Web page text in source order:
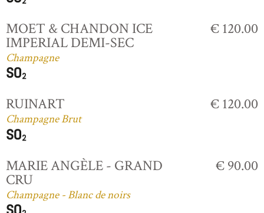
MOET & CHANDON ICE
IMPERIAL DEMI-SEC
Champagne
€ 120.00
RUINART
Champagne Brut
€ 120.00
MARIE ANGÈLE - GRAND
CRU
Champagne - Blanc de noirs
€ 90.00